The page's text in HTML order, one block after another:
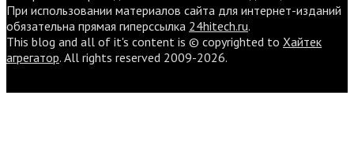
При использовании материалов сайта для интернет-изданий
обязательна прямая гиперссылка 24hitech.ru.
This blog and all of it's content is © copyrighted to Хайтек
агрегатор. All rights reserved 2009-2026.